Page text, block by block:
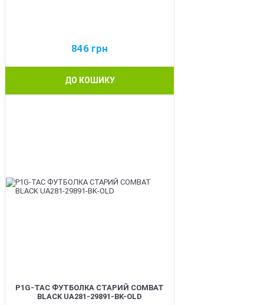
846 грн
ДО КОШИКУ
P1G-TAC ФУТБОЛКА СТАРИЙ COMBAT
BLACK UA281-29891-BK-OLD